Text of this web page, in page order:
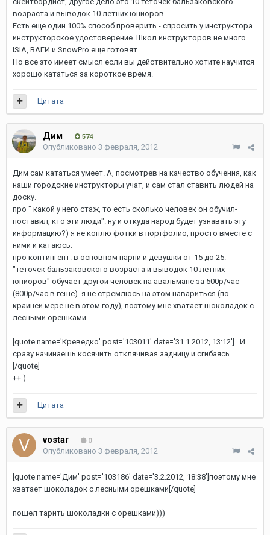
возраста и выводок 10 летних юниоров.
Есть еще один 100% способ проверить - спросить у инструктора
инструкторское удостоверение. Школ инструкторов не много
ISIA, ВАГИ и SnowPro еще готовят.
Но все это имеет смысл если вы действительно хотите научится
хорошо кататься за короткое время.
Цитата
Дим 574
Опубликовано 3 февраля, 2012
Дим сам кататься умеет. А, посмотрев на качество обучения, как
наши городские инструкторы учат, и сам стал ставить людей на
доску.
про " какой у него стаж, то есть сколько человек он обучил-
поставил, кто эти люди". ну и откуда народ будет узнавать эту
информацию?) я не коплю фотки в портфолио, просто вместе с
ними и катаюсь.
про контингент. в основном парни и девушки от 15 до 25.
"теточек бальзаковского возраста и выводок 10 летних
юниоров" обучает другой человек на авальмане за 500р/час
(800р/час в геше). я не стремлюсь на этом навариться (по
крайней мере не в этом году), поэтому мне хватает шоколадок с
лесными орешками
[quote name='Креведко' post='103011' date='31.1.2012, 13:12']...И
сразу начинаешь косячить отклячивая задницу и сгибаясь.
[/quote]
++ )
Цитата
vostar 0
Опубликовано 3 февраля, 2012
[quote name='Дим' post='103186' date='3.2.2012, 18:38']поэтому мне
хватает шоколадок с лесными орешками[/quote]
пошел тарить шоколадки с орешками)))